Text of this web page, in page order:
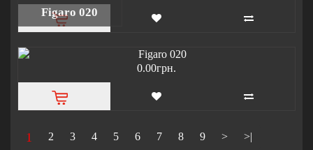
Figaro 020
0.00грн.
1 2 3 4 5 6 7 8 9 > >|